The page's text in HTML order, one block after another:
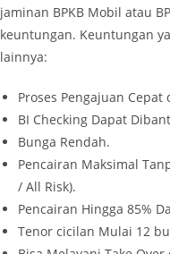
jaminan BPKB Mobil atau
keuntungan. Keuntungan
lainnya:
Proses Pengajuan
BI Checking Dapat
Bunga Rendah.
Pencairan Maksimal
/ All Risk).
Pencairan Hingga 85%
Tenor cicilan Mulai 12